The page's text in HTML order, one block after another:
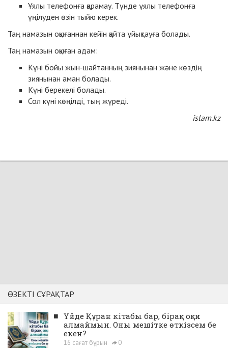
Ұялы телефонға қарамау. Түнде ұялы телефонға
үңілуден өзін тыйю керек.
Таң намазын оқығаннан кейін қайта ұйықтауға болады.
Таң намазын оқыған адам:
Күні бойы жын-шайтанның зиянынан және көздің
зиянынан аман болады.
Күні берекелі болады.
Сол күні көңілді, тың жүреді.
islam.kz
ӨЗЕКТІ СҰРАҚТАР
■ Үйде Құран кітабы бар, бірақ оқи
алмаймын. Оны мешітке өткізсем бе
екен?
16 сағат бұрын 0